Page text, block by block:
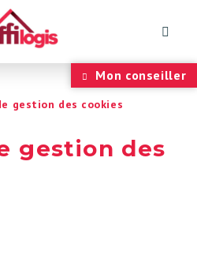
Mon conseiller
gestion des cookies
gestion des